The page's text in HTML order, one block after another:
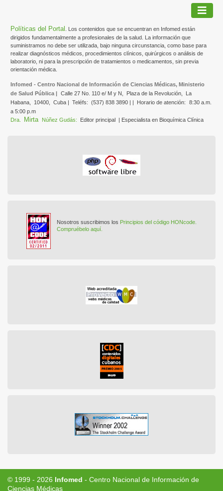
Políticas del Portal
. Los contenidos que se encuentran en Infomed están
dirigidos fundamentalmente a profesionales de la salud. La información que
suministramos no debe ser utilizada, bajo ninguna circunstancia, como base para
realizar diagnósticos médicos, procedimientos clínicos, quirúrgicos o análisis de
laboratorio, ni para la prescripción de tratamientos o medicamentos, sin previa
orientación médica.
Infomed - Centro Nacional de Información de Ciencias Médicas, Ministerio
de Salud Pública |
Calle 27 No. 110 e/ M y N, Plaza de la Revolución,
La
Habana, 10400, Cuba | Teléfs: (537) 838 3890 | | Horario de atención:
8:30 a.m.
a 5:00 p.m
Dra.
Mirta Núñez Gudás: Editor principal | Especialista en Bioquímica Clínica
Nosotros suscribimos los Principios del código HONcode.
Compruébelo aquí.
© 1999 - 2026 Infomed - Centro Nacional de Información de
Ciencias Médicas